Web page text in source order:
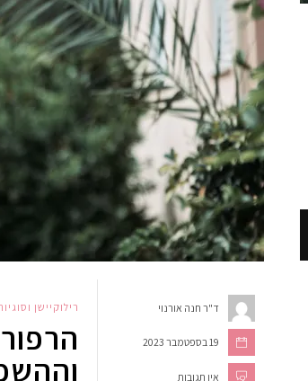
ד"ר חנה אורנוי
19 בספטמבר 2023
אין תגובות
רילוקיישן